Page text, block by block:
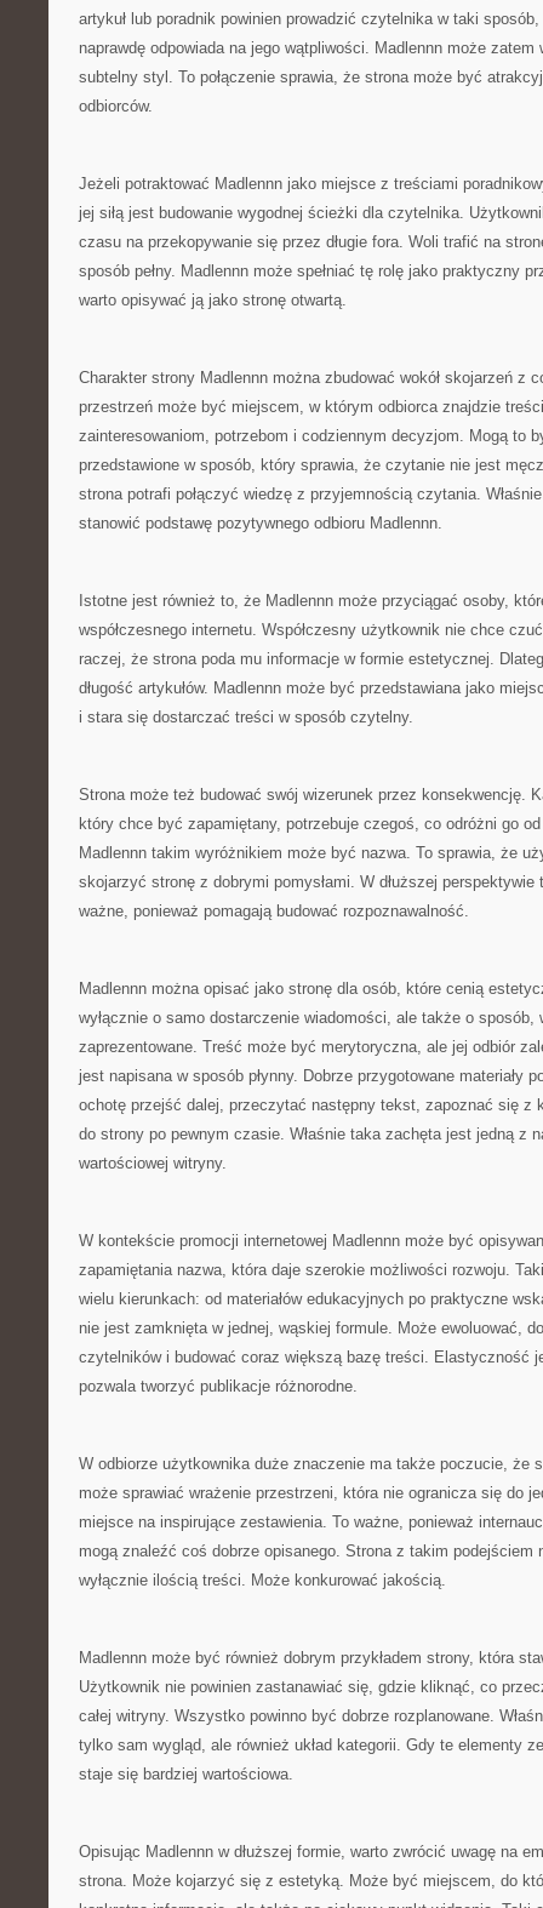
artykuł lub poradnik powinien prowadzić czytelnika w taki
naprawdę odpowiada na jego wątpliwości. Madlennn może
subtelny styl. To połączenie sprawia, że strona może być
odbiorców.
Jeżeli potraktować Madlennn jako miejsce z treściami
jej siłą jest budowanie wygodnej ścieżki dla czytelnika.
czasu na przekopywanie się przez długie fora. Woli trafić na
sposób pełny. Madlennn może spełniać tę rolę jako praktyczny
warto opisywać ją jako stronę otwartą.
Charakter strony Madlennn można zbudować wokół skojarzeń z
przestrzeń może być miejscem, w którym odbiorca znajdzie
zainteresowaniom, potrzebom i codziennym decyzjom. Mogą to
przedstawione w sposób, który sprawia, że czytanie nie jest
strona potrafi połączyć wiedzę z przyjemnością czytania.
stanowić podstawę pozytywnego odbioru Madlennn.
Istotne jest również to, że Madlennn może przyciągać osoby,
współczesnego internetu. Współczesny użytkownik nie chce
raczej, że strona poda mu informacje w formie estetycznej.
długość artykułów. Madlennn może być przedstawiana jako
i stara się dostarczać treści w sposób czytelny.
Strona może też budować swój wizerunek przez konsekwencję.
który chce być zapamiętany, potrzebuje czegoś, co odróżni go
Madlennn takim wyróżnikiem może być nazwa. To sprawia, że
skojarzyć stronę z dobrymi pomysłami. W dłuższej
ważne, ponieważ pomagają budować rozpoznawalność.
Madlennn można opisać jako stronę dla osób, które cenią
wyłącznie o samo dostarczenie wiadomości, ale także o sposób,
zaprezentowane. Treść może być merytoryczna, ale jej odbiór
jest napisana w sposób płynny. Dobrze przygotowane materiały
ochotę przejść dalej, przeczytać następny tekst, zapoznać się z
do strony po pewnym czasie. Właśnie taka zachęta jest jedną z
wartościowej witryny.
W kontekście promocji internetowej Madlennn może być
zapamiętania nazwa, która daje szerokie możliwości rozwoju.
wielu kierunkach: od materiałów edukacyjnych po praktyczne
nie jest zamknięta w jednej, wąskiej formule. Może ewoluować,
czytelników i budować coraz większą bazę treści. Elastyczność
pozwala tworzyć publikacje różnorodne.
W odbiorze użytkownika duże znaczenie ma także poczucie, że
może sprawiać wrażenie przestrzeni, która nie ogranicza się do
miejsce na inspirujące zestawienia. To ważne, ponieważ
mogą znaleźć coś dobrze opisanego. Strona z takim podejściem
wyłącznie ilością treści. Może konkurować jakością.
Madlennn może być również dobrym przykładem strony, która
Użytkownik nie powinien zastanawiać się, gdzie kliknąć, co
całej witryny. Wszystko powinno być dobrze rozplanowane.
tylko sam wygląd, ale również układ kategorii. Gdy te elementy
staje się bardziej wartościowa.
Opisując Madlennn w dłuższej formie, warto zwrócić uwagę na
strona. Może kojarzyć się z estetyką. Może być miejscem, do